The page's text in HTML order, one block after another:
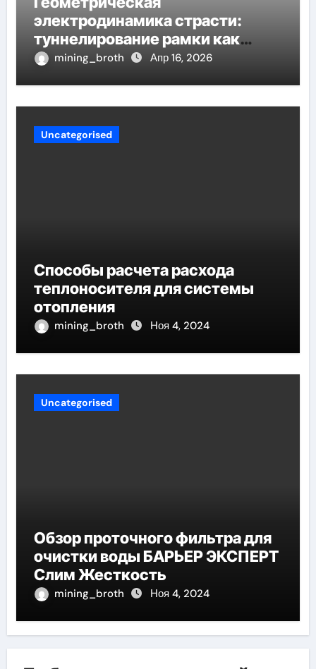
электродинамика страсти:
туннелирование рамки как
проявление циклом Хэмпсона-
mining_broth Апр 16, 2026
Uncategorised
Способы расчета расхода
теплоносителя для системы
отопления
mining_broth Ноя 4, 2024
Uncategorised
Обзор проточного фильтра для
очистки воды БАРЬЕР ЭКСПЕРТ
Слим Жесткость
mining_broth Ноя 4, 2024